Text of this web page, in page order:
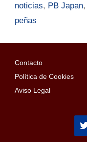
noticias, PB Japan,
peñas
Contacto
Política de Cookies
Aviso Legal